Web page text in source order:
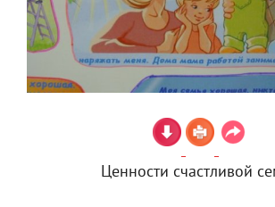
Ценности счастливой